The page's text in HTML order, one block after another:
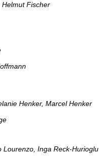
Helmut Fischer
Henker, Marcel Henker
Lourenzo, Inga Reck-Hurioglu